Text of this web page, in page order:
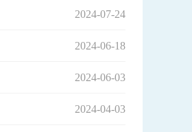
2024-07-24
2024-06-18
2024-06-03
2024-04-03